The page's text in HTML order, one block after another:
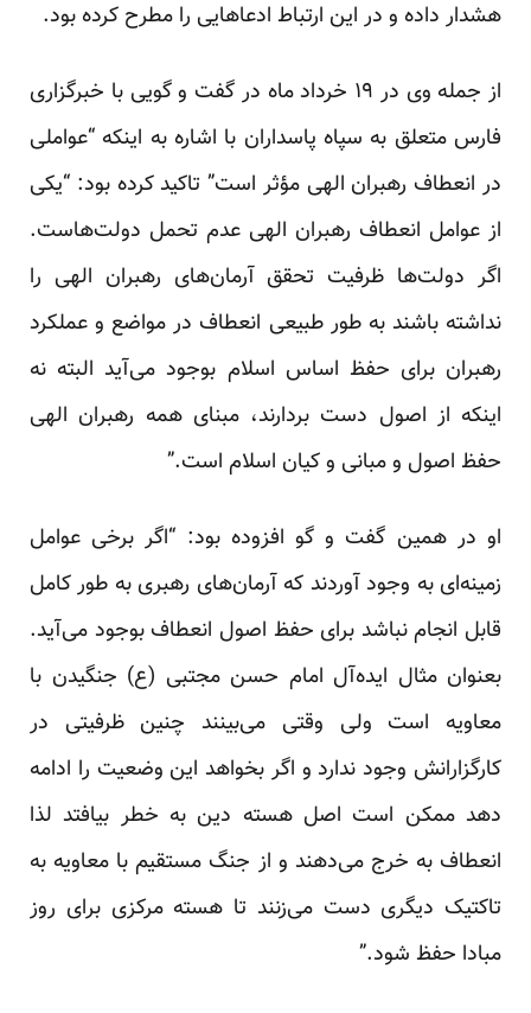
هشدار داده و در این ارتباط ادعاهایی را مطرح کرده بود.
از جمله وی در ۱۹ خرداد ماه در گفت و گویی با خبرگزاری
فارس متعلق به سپاه پاسداران با اشاره به اینکه “عواملی
در انعطاف رهبران الهی مؤثر است” تاکید کرده بود: “یکی
از عوامل انعطاف رهبران الهی عدم تحمل دولت‌هاست.
اگر دولت‌ها ظرفیت تحقق آرمان‌های رهبران الهی را
نداشته باشند به طور طبیعی انعطاف در مواضع و عملکرد
رهبران برای حفظ اساس اسلام بوجود می‌آید البته نه
اینکه از اصول دست بردارند، مبنای همه رهبران الهی
حفظ اصول و مبانی و کیان اسلام است.”
او در همین گفت و گو افزوده بود: “اگر برخی عوامل
زمینه‌ای به وجود آوردند که آرمان‌های رهبری به طور کامل
قابل انجام نباشد برای حفظ اصول انعطاف بوجود می‌آید.
بعنوان مثال ایده‌آل امام حسن مجتبی (ع) جنگیدن با
معاویه است ولی وقتی می‌بینند چنین ظرفیتی در
کارگزارانش وجود ندارد و اگر بخواهد این وضعیت را ادامه
دهد ممکن است اصل هسته دین به خطر بیافتد لذا
انعطاف به خرج می‌دهند و از جنگ مستقیم با معاویه به
تاکتیک دیگری دست می‌زنند تا هسته مرکزی برای روز
مبادا حفظ شود.”